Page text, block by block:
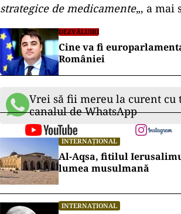
strategice de medicamente„, a mai
DEZVĂLUIRI
Cine va fi
României
Vrei să fii mereu la curent cu
canalul de WhatsApp
INTERNAȚIONAL
Al-Aqsa, fitilul
lumea musulmană
INTERNAȚIONAL